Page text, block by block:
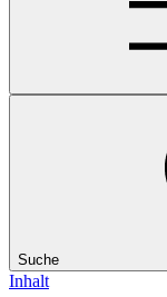
Suche
Inhalt